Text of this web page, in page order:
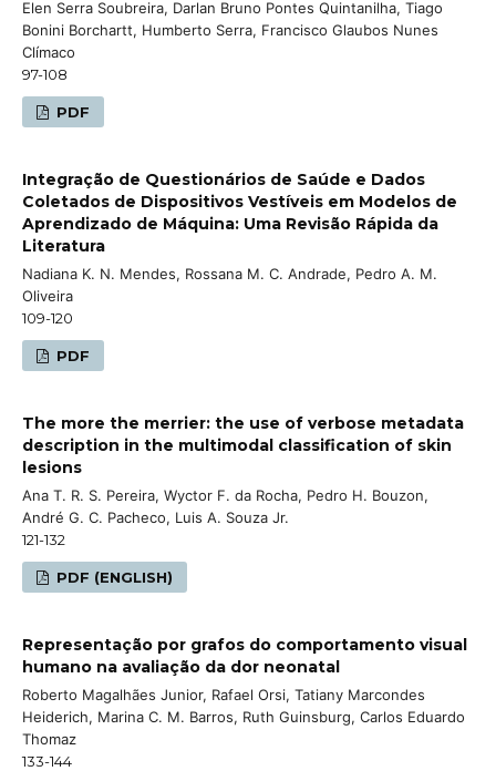
Elen Serra Soubreira, Darlan Bruno Pontes Quintanilha, Tiago
Bonini Borchartt, Humberto Serra, Francisco Glaubos Nunes
Clímaco
97-108
PDF
Integração de Questionários de Saúde e Dados
Coletados de Dispositivos Vestíveis em Modelos de
Aprendizado de Máquina: Uma Revisão Rápida da
Literatura
Nadiana K. N. Mendes, Rossana M. C. Andrade, Pedro A. M.
Oliveira
109-120
PDF
The more the merrier: the use of verbose metadata
description in the multimodal classification of skin
lesions
Ana T. R. S. Pereira, Wyctor F. da Rocha, Pedro H. Bouzon,
André G. C. Pacheco, Luis A. Souza Jr.
121-132
PDF (ENGLISH)
Representação por grafos do comportamento visual
humano na avaliação da dor neonatal
Roberto Magalhães Junior, Rafael Orsi, Tatiany Marcondes
Heiderich, Marina C. M. Barros, Ruth Guinsburg, Carlos Eduardo
Thomaz
133-144